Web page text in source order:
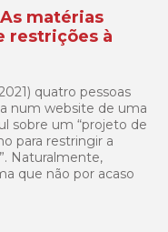
matérias
restrições à
quatro pessoas
num website de uma
sobre um “projeto de
para restringir a
Naturalmente,
que não por acaso